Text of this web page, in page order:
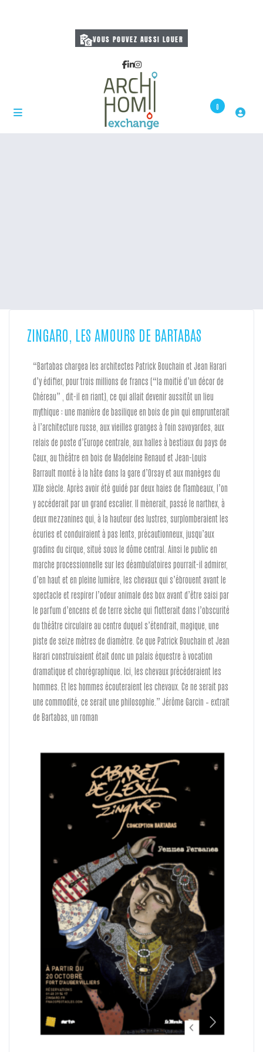
VOUS POUVEZ AUSSI LOUER
0
ZINGARO, LES AMOURS DE BARTABAS
“Bartabas chargea les architectes Patrick Bouchain et Jean Harari
d’y édifier, pour trois millions de francs (“la moitié d’un décor de
Chéreau” , dit-il en riant), ce qui allait devenir aussitôt un lieu
mythique : une manière de basilique en bois de pin qui emprunterait
à l’architecture russe, aux vieilles granges à foin savoyardes, aux
relais de poste d’Europe centrale, aux halles à bestiaux du pays de
Caux, au théâtre en bois de Madeleine Renaud et Jean-Louis
Barrault monté à la hâte dans la gare d’Orsay et aux manèges du
XIXe siècle. Après avoir été guidé par deux haies de flambeaux, l’on
y accéderait par un grand escalier. Il mènerait, passé le narthex, à
deux mezzanines qui, à la hauteur des lustres, surplomberaient les
écuries et conduiraient à pas lents, précautionneux, jusqu’aux
gradins du cirque, situé sous le dôme central. Ainsi le public en
marche processionnelle sur les déambulatoires pourrait-il admirer,
d’en haut et en pleine lumière, les chevaux qui s’ébrouent avant le
spectacle et respirer l’odeur animale des box avant d’être saisi par
le parfum d’encens et de terre sèche qui flotterait dans l’obscurité
du théâtre circulaire au centre duquel s’étendrait, magique, une
piste de seize mètres de diamètre. Ce que Patrick Bouchain et Jean
Harari construisaient était donc un palais équestre à vocation
dramatique et chorégraphique. Ici, les chevaux précéderaient les
hommes. Et les hommes écouteraient les chevaux. Ce ne serait pas
une commodité, ce serait une philosophie.” Jérôme Garcin – extrait
de Bartabas, un roman